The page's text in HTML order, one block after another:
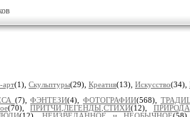
арт(1), Скульптуры(29), Креатив(13), Искусство(34),
(7),ФЭНТЕЗИ(4),ФОТОГРАФИИ(568),
(70),ПРИТЧИ,ЛЕГЕНДЫ,СТИХИ(12), ПРИРОДА